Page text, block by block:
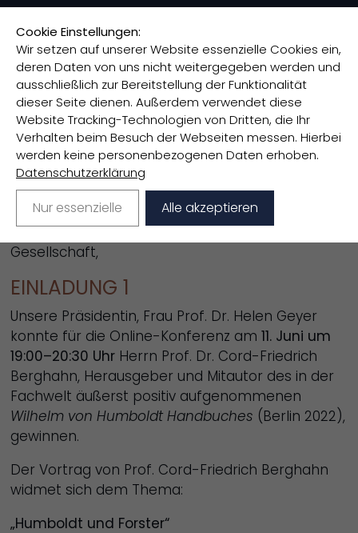
AKTUELLES
ONLINE ZOOM KONFERENZEN DER
HUMBOLDT GESELLSCHAFT
Sehr geehrte Mitglieder der Humboldt
Gesellschaft,
EINLADUNG 1
Unsere Präsidentin, Frau Prof. Dr. Helen Geyer
konnte für die Online-Konferenz am 11. Juni um
19:00–20:30 UhrHerrn Prof. Dr. Cord-Friedrich
Berghahn, Herausgeber und Mitautor des in der
Fachwelt äußerst positiv aufgenommenen
Wilhelm von Humboldt Handbuches (Berlin 2022),
gewinnen.
Der Vortrag von Prof. Cord-Friedrich Berghahn
widmet sich dem Thema:
„Humboldt und Forster“
Cookie Einstellungen:
Wir setzen auf unserer Website essenzielle Cookies ein,
deren Daten von uns nicht weitergegeben werden und
ausschließlich zur Bereitstellung der Funktionalität
dieser Seite dienen. Außerdem verwendet diese
Website Tracking-Technologien von Dritten, die Ihr
Verhalten beim Besuch der Webseiten messen. Hierbei
werden keine personenbezogenen Daten erhoben.
Datenschutzerklärung
Nur essenzielle Alle akzeptieren